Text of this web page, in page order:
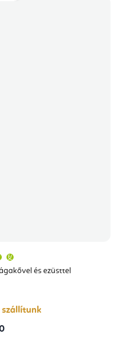
és ezüsttel
átlagos
értékelése
csillag.